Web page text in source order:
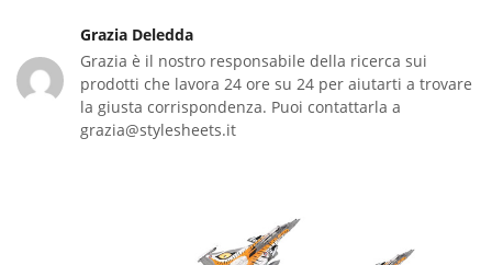
Grazia Deledda
Grazia è il nostro responsabile della ricerca sui
prodotti che lavora 24 ore su 24 per aiutarti a trovare
la giusta corrispondenza. Puoi contattarla a
grazia@stylesheets.it